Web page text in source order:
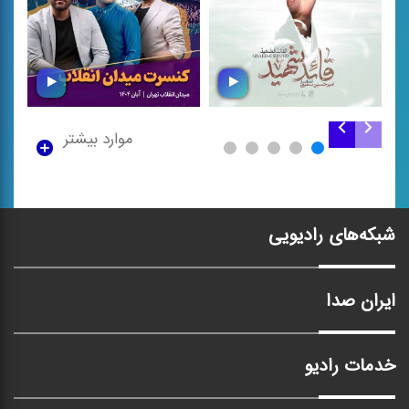
موارد بیشتر
شبکه‌های رادیویی
ایران صدا
خدمات رادیو